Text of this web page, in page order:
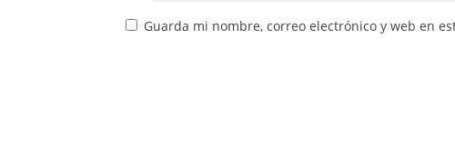
Guarda mi nombre, correo electrónico y web en